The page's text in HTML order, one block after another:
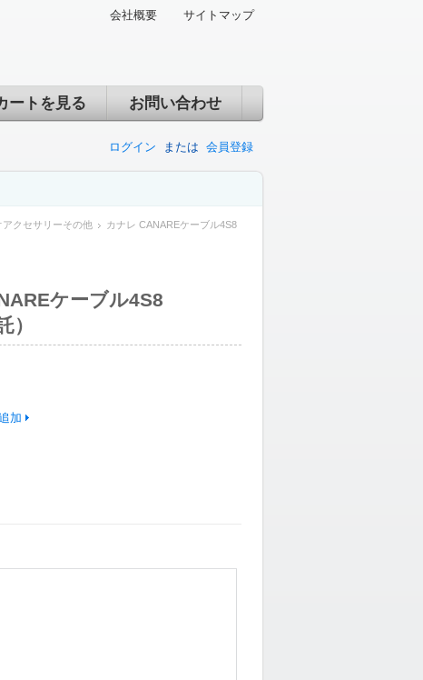
会社概要 サイトマップ
ートを見る お問い合わせ
ログイン または 会員登録
クセサリーその他
カナレ CANAREケーブル4S8
ケーブル4S8
）
加